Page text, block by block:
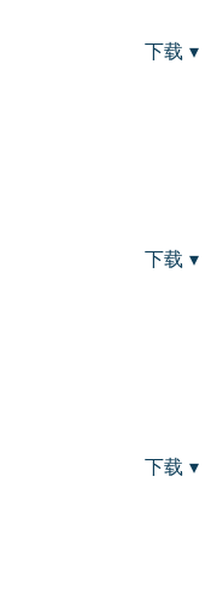
下载 ▾
下载 ▾
下载 ▾